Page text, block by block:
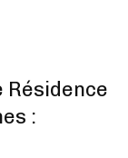
Résidence
: